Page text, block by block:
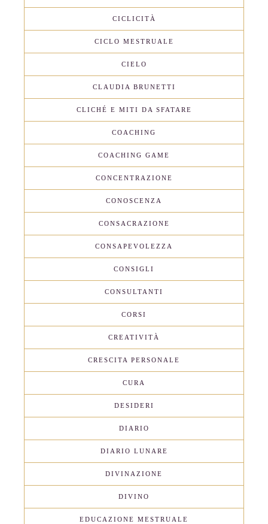
CICLICITÀ
CICLO MESTRUALE
CIELO
CLAUDIA BRUNETTI
CLICHÉ E MITI DA SFATARE
COACHING
COACHING GAME
CONCENTRAZIONE
CONOSCENZA
CONSACRAZIONE
CONSAPEVOLEZZA
CONSIGLI
CONSULTANTI
CORSI
CREATIVITÀ
CRESCITA PERSONALE
CURA
DESIDERI
DIARIO
DIARIO LUNARE
DIVINAZIONE
DIVINO
EDUCAZIONE MESTRUALE